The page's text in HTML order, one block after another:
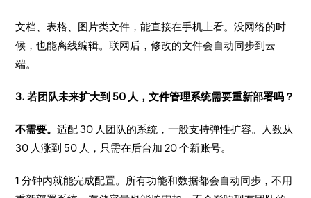
文档、表格、图片类文件，能直接在手机上看。没网络的时
候，也能离线编辑。联网后，修改的文件会自动同步到云
端。
3. 若团队未来扩大到 50 人，文件管理系统需要重新部署吗？
不需要。适配 30 人团队的系统，一般支持弹性扩容。人数从
30 人涨到 50 人，只需在后台加 20 个新账号。
1 分钟内就能完成配置。所有功能和数据都会自动同步，不用